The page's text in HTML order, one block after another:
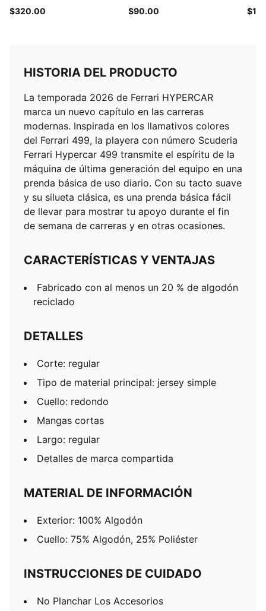
$320.00 $90.00
HISTORIA DEL PRODUCTO
La temporada 2026 de Ferrari HYPERCAR
marca un nuevo capítulo en las carreras
modernas. Inspirada en los llamativos colores
del Ferrari 499, la playera con número Scuderia
Ferrari Hypercar 499 transmite el espíritu de la
máquina de última generación del equipo en una
prenda básica de uso diario. Con su tacto suave
y su silueta clásica, es una prenda básica fácil
de llevar para mostrar tu apoyo durante el fin
de semana de carreras y en otras ocasiones.
CARACTERÍSTICAS Y VENTAJAS
Fabricado con al menos un 20 % de algodón
reciclado
DETALLES
Corte: regular
Tipo de material principal: jersey simple
Cuello: redondo
Mangas cortas
Largo: regular
Detalles de marca compartida
MATERIAL DE INFORMACIÓN
Exterior: 100% Algodón
Cuello: 75% Algodón, 25% Poliéster
INSTRUCCIONES DE CUIDADO
No Planchar Los Accesorios